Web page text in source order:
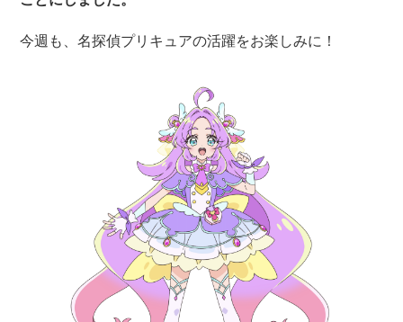
今週も、名探偵プリキュアの活躍をお楽しみに！